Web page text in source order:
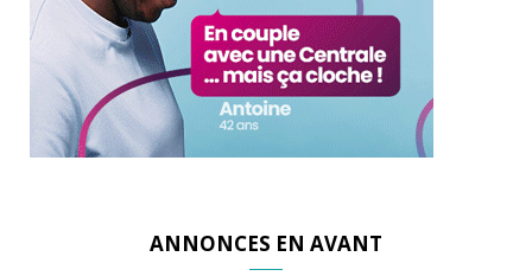
ANNONCES EN AVANT